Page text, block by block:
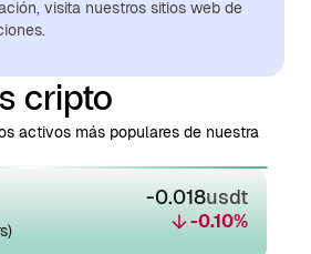
visita nuestros sitios web de
cripto
activos más populares de nuestra
-0.018usdt
-0.10%